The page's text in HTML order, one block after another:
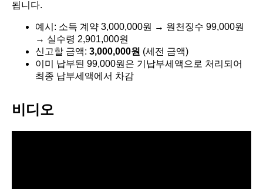
됩니다.
예시: 소득 계약 3,000,000원 → 원천징수 99,000원
→ 실수령 2,901,000원
신고할 금액: 3,000,000원 (세전 금액)
이미 납부된 99,000원은 기납부세액으로 처리되어
최종 납부세액에서 차감
비디오